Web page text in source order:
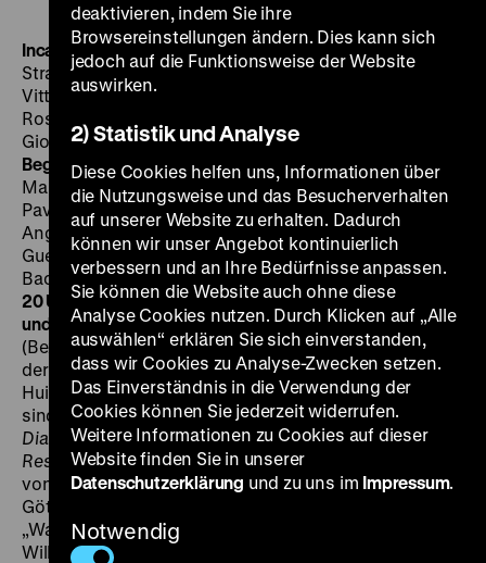
IncantatiI/F 2002, R/B: Danièle Huillet, Jean-Marie
Straub, ausUmiliatinachLe donne di Messinavon Elio
Vittorini, K: Renato Berta, T: Jean-Pierre Duret, D:
Rosalba Curatola, Aldo Fruttuosi, Martina
Gionfriddo, 6’· DCP, OmeU Quei loro incontri
BegegnungenI/F 2006, R/B: Danièle Huillet, Jean-
Marie Straub, nach
Dialoghi con Leucò
von Cesare
Pavese, K: Renato Berta, T: Jean-Pierre Duret, D:
Angela Nugara, Vittorio Vigneri, Grazia Orsi, Romano
Guelfi, Giovanna Daddi, Dario Marconcini, Andrea
Bacci, Andrea Balducci, 68’ · 35mm, OmU MI 01.11. um
20 Uhr· Einführung: Ted Fendt· Zu Gast: Giovanna Daddi
und Dario Marconcini (Teatro Comunale di Buti) Incantati
(Bezaubert) ist eine Montage von alternativen Takes
der Schluss-Szene von Umiliati, 2002, von
Huillet/Straub. (aw) Grundlage vonQuei loro incontri
sind die letzten fünf Dialoge aus Cesare Paveses
Dialoghi con Leucòvon 1947. Bereits inDalla Nube alla
Resistenzavon 1978 hatten Huillet und Straub sechs
von ihnen inszeniert: Dialoge zwischen antiken
Göttern, Halbgöttern, Mischwesen, Menschen.
„Warum? Weil: Der Mythos ist nicht etwas
Willkürliches, sondern eine Pflanzstätte der Symbole,
deaktivieren, indem Sie ihre
Browsereinstellungen ändern. Dies kann sich
jedoch auf die Funktionsweise der Website
auswirken.
2) Statistik und Analyse
Diese Cookies helfen uns, Informationen über
die Nutzungsweise und das Besucherverhalten
auf unserer Website zu erhalten. Dadurch
können wir unser Angebot kontinuierlich
verbessern und an Ihre Bedürfnisse anpassen.
Sie können die Website auch ohne diese
Analyse Cookies nutzen. Durch Klicken auf „Alle
auswählen“ erklären Sie sich einverstanden,
dass wir Cookies zu Analyse-Zwecken setzen.
Das Einverständnis in die Verwendung der
Cookies können Sie jederzeit widerrufen.
Weitere Informationen zu Cookies auf dieser
Website finden Sie in unserer
Datenschutzerklärung und zu uns im Impressum.
Notwendig